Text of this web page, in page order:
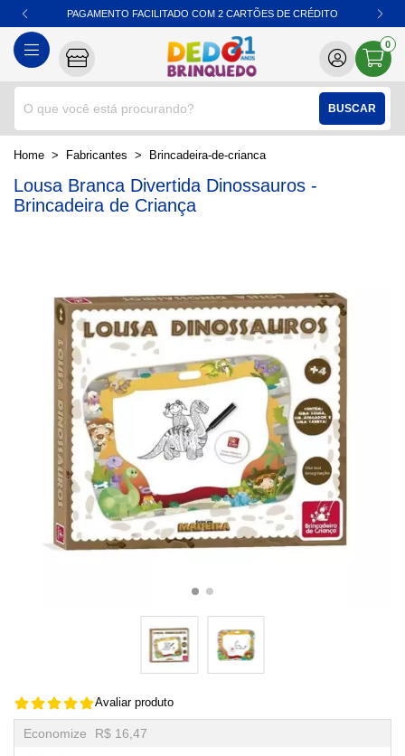
BUSCAR
0
PAGAMENTO FACILITADO COM 2 CARTÕES DE CRÉDITO
home Fabricantes brincadeira-de-crianca
Lousa Branca Divertida Dinossauros -
Brincadeira de Criança
Avaliar produto
Economize R$ 16,47